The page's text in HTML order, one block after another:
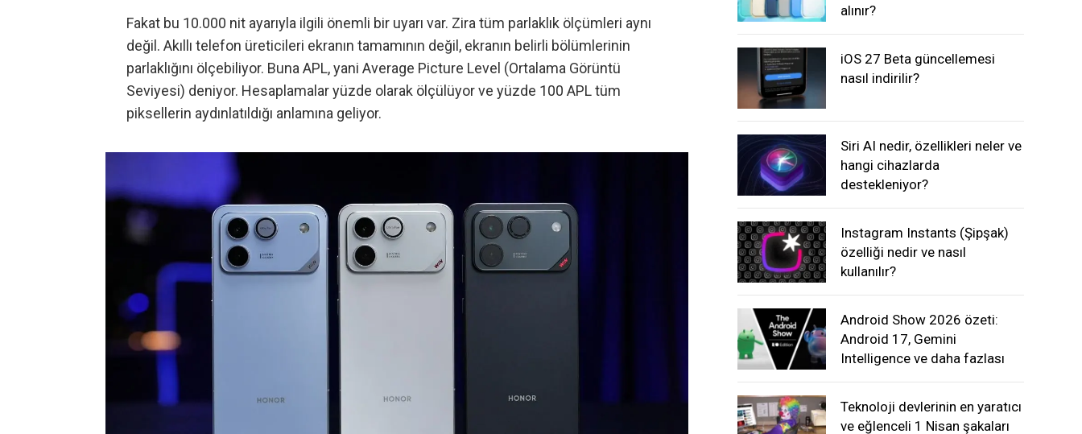
Fakat bu 10.000 nit ayarıyla ilgili önemli bir uyarı var. Zira tüm parlaklık ölçümleri aynı
değil. Akıllı telefon üreticileri ekranın tamamının değil, ekranın belirli bölümlerinin
parlaklığını ölçebiliyor. Buna APL, yani Average Picture Level (Ortalama Görüntü
Seviyesi) deniyor. Hesaplamalar yüzde olarak ölçülüyor ve yüzde 100 APL tüm
piksellerin aydınlatıldığı anlamına geliyor.
alınır?
iOS 27 Beta güncellemesi
nasıl indirilir?
Siri AI nedir, özellikleri neler ve
hangi cihazlarda
destekleniyor?
Instagram Instants (Şipşak)
özelliği nedir ve nasıl
kullanılır?
Android Show 2026 özeti:
Android 17, Gemini
Intelligence ve daha fazlası
Teknoloji devlerinin en yaratıcı
ve eğlenceli 1 Nisan şakaları